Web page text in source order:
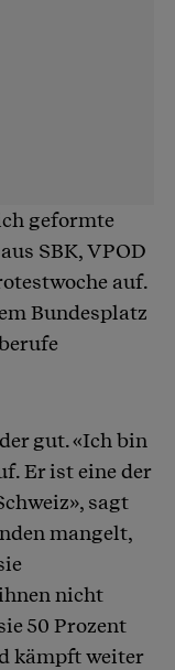
geformte
SBK, VPOD
auf.
Bundesplatz
gut. «Ich bin
Er ist eine der
sagt
mangelt,
nicht
50 Prozent
kämpft weiter